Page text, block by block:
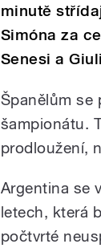
minutě
Simóna za
Senesi a
Španělům se
šampionátu.
prodloužení,
Argentina se
letech, která
počtvrté